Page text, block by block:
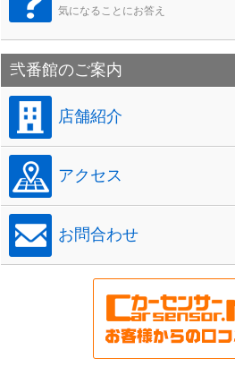
気になることにお答え
弐番館のご案内
店舗紹介
アクセス
お問合わせ